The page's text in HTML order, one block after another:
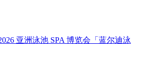
亚洲泳池 SPA 博览会「蓝尔迪泳